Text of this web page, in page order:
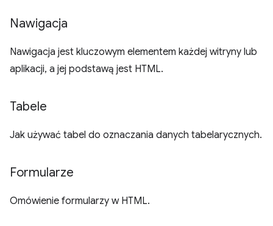
Nawigacja
Nawigacja jest kluczowym elementem każdej witryny lub
aplikacji, a jej podstawą jest HTML.
Tabele
Jak używać tabel do oznaczania danych tabelarycznych.
Formularze
Omówienie formularzy w HTML.